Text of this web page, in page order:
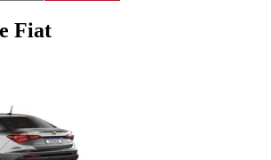
Fiat